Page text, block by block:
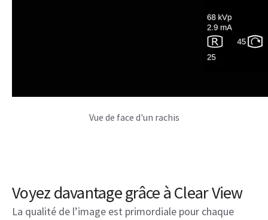
Vue de face d'un rachis
Voyez davantage grâce à Clear View
La qualité de l’image est primordiale pour chaque